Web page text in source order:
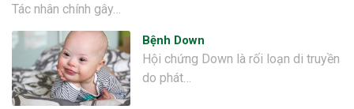
Tác nhân chính gây…
Bệnh Down
Hội chứng Down là rối loạn di truyền
do phát…